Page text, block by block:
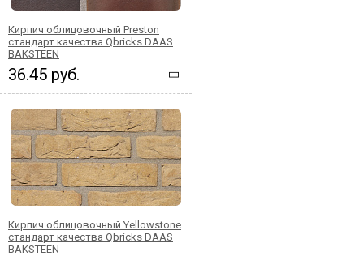
Кирпич облицовочный Preston
стандарт качества Qbricks DAAS
BAKSTEEN
36.45 руб.
Кирпич облицовочный Yellowstone
стандарт качества Qbricks DAAS
BAKSTEEN